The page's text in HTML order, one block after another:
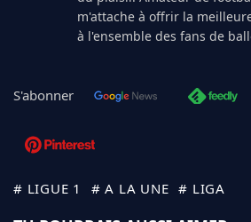
m'attache à offrir la
à l'ensemble des fans de
S'abonner
# LIGUE 1 # A LA UNE # LIGA